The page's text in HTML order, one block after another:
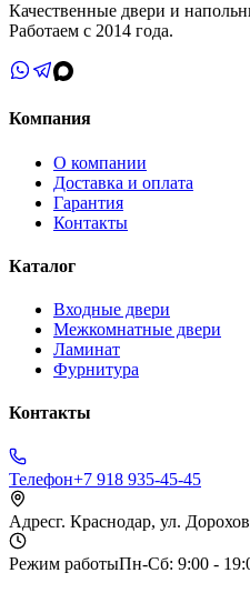
Качественные двери и
Работаем с 2014 года.
Компания
О компании
Доставка и оплата
Гарантия
Контакты
Каталог
Входные двери
Межкомнатные двери
Ламинат
Фурнитура
Контакты
Телефон+7 918 935-45-45
Адресг. Краснодар, ул.
Режим работыПн-Сб: 9:00 -